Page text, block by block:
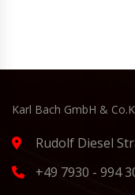
Karl Bach GmbH &
Rudolf Diesel
+49 7930 - 994